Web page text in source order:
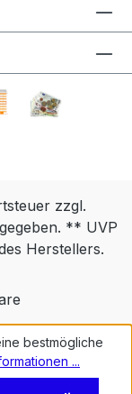
zzgl.
** UVP
Herstellers.
bestmögliche
...